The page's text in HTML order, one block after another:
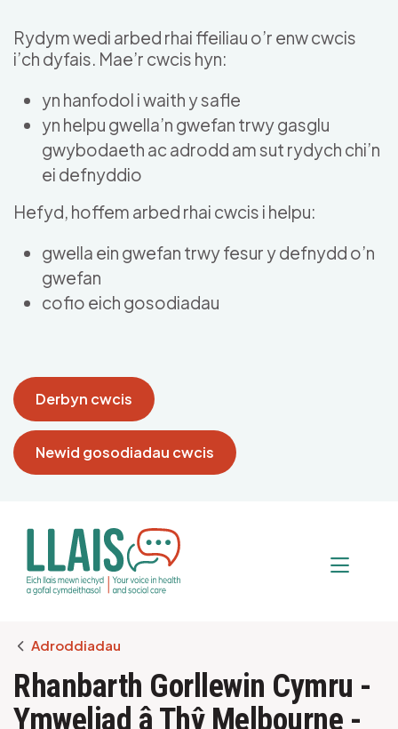
Rydym wedi arbed rhai ffeiliau o’r enw cwcis
i’ch dyfais. Mae’r cwcis hyn:
yn hanfodol i waith y safle
yn helpu gwella’n gwefan trwy gasglu
gwybodaeth ac adrodd am sut rydych chi’n
ei defnyddio
Hefyd, hoffem arbed rhai cwcis i helpu:
gwella ein gwefan trwy fesur y defnydd o’n
gwefan
cofio eich gosodiadau
Derbyn cwcis
Newid gosodiadau cwcis
Breadcrumb
Adroddiadau
Rhanbarth Gorllewin Cymru -
Ymweliad â Thŷ Melbourne -